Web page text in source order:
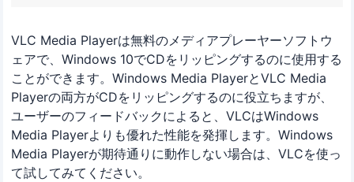
VLC Media Playerは無料のメディアプレーヤーソフトウ
ェアで、Windows 10でCDをリッピングするのに使用する
ことができます。Windows Media PlayerとVLC Media
Playerの両方がCDをリッピングするのに役立ちますが、
ユーザーのフィードバックによると、VLCはWindows
Media Playerよりも優れた性能を発揮します。Windows
Media Playerが期待通りに動作しない場合は、VLCを使っ
て試してみてください。